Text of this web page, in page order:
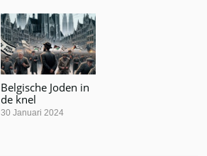
Belgische Joden in
de knel
30 Januari 2024